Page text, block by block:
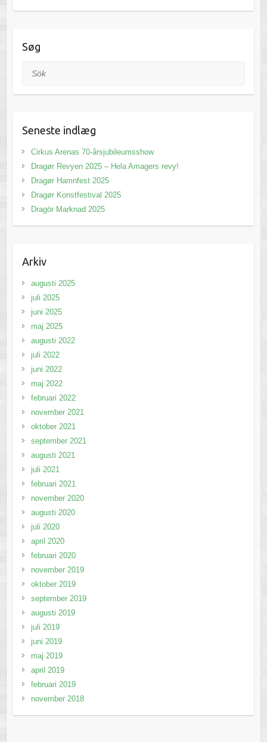
Søg
Sök
Seneste indlæg
Cirkus Arenas 70-årsjubileumsshow
Dragør Revyen 2025 – Hela Amagers revy!
Dragør Hamnfest 2025
Dragør Konstfestival 2025
Dragör Marknad 2025
Arkiv
augusti 2025
juli 2025
juni 2025
maj 2025
augusti 2022
juli 2022
juni 2022
maj 2022
februari 2022
november 2021
oktober 2021
september 2021
augusti 2021
juli 2021
februari 2021
november 2020
augusti 2020
juli 2020
april 2020
februari 2020
november 2019
oktober 2019
september 2019
augusti 2019
juli 2019
juni 2019
maj 2019
april 2019
februari 2019
november 2018